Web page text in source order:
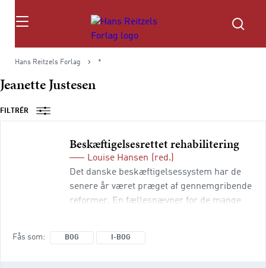
Søg
Hans Reitzels Forlag *
Jeanette Justesen
FILTRÉR
Beskæftigelsesrettet rehabilitering
Louise Hansen
(red.)
Det danske beskæftigelsessystem har de
senere år været præget af gennemgribende
reformer. En fællesnævner for de mange
Fås som BOG I-BOG